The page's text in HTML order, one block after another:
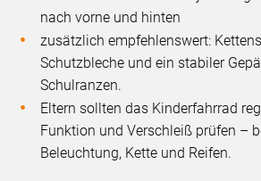
nach vorne und hinten
zusätzlich empfehlenswert:
Schutzbleche und ein stabiler
Schulranzen.
Eltern sollten das Kinderfahrrad
Funktion und Verschleiß prüfen –
Beleuchtung, Kette und Reifen.